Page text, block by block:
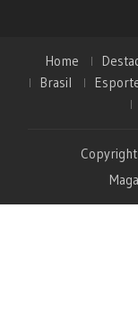
Home
Brasil